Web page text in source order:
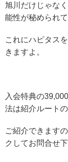
旭川だけじゃな
能性が秘められて
これにハピタス
きますよ。
入会特典の
法は紹介ルート
ご紹介できます
クしてお問合せ下